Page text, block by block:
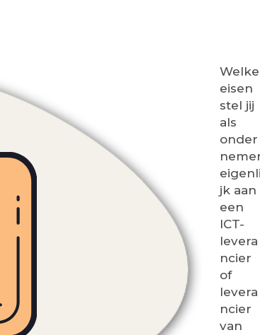
Welke
eisen
stel jij
als
onder
eigenli
jk aan
een
ICT-
levera
ncier
of
levera
ncier
van